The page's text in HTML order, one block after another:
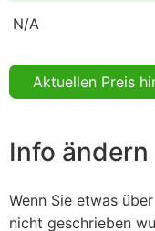
N/A
Aktuellen Preis
Info ändern
Wenn Sie etwas
nicht geschrieben